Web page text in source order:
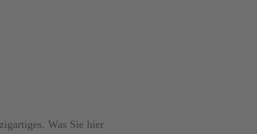
Was Sie hier